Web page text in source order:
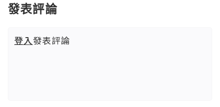
發表評論
登入發表評論